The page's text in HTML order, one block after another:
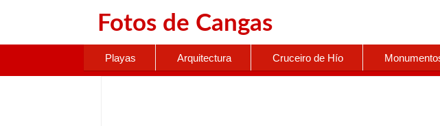
Fotos de Cangas
Playas Arquitectura Cruceiro de Hío